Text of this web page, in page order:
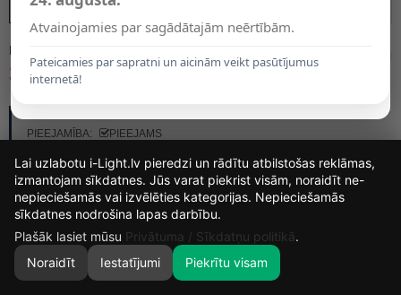
0
MODELIS:
38.40€
PIEEJAMĪBA:
PIEEJAMS
KRĀSAS IZVĒLE
Balta Melna Misiņa
Atvainojamies par sagādātajām neērtībām.
Pateicamies par sapratni un aicinām veikt pasūtījumus
internetā!
15
DIENAS
4
STUNDAS
12
MIN.
22
Lai uzlabotu i-Light.lv pieredzi un rādītu atbilstošas reklāmas,
izmantojam sīkdatnes. Jūs varat piekrist visām, noraidīt ne-
nepieciešamās vai izvēlēties kategorijas. Nepieciešamās
sīkdatnes nodrošina lapas darbību.
Plašāk lasiet mūsu Privātuma / Sīkdatņu politikā.
Noraidīt
Iestatījumi Piekrītu visam